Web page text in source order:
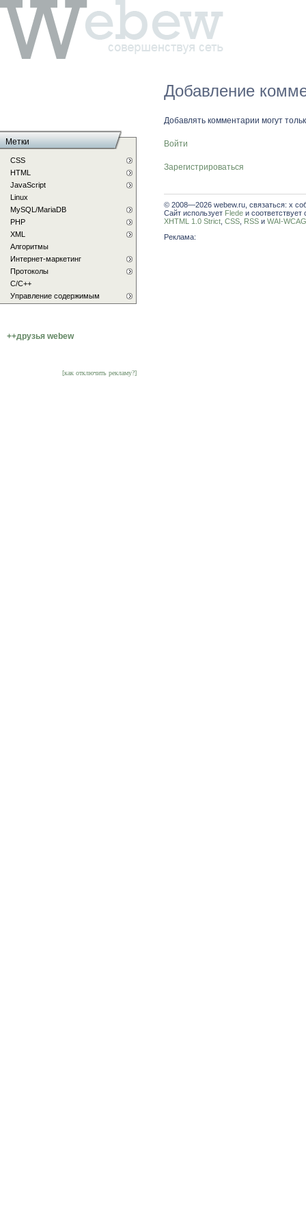
Добавление
Добавлять комментарии могут
Войти
Зарегистрироваться
© 2008—2026 webew.ru, связаться: x
Сайт использует Flede и соответствует
XHTML 1.0 Strict CSS RSS и WAI-
Реклама:
Метки
CSS
HTML
JavaScript
Linux
MySQL/MariaDB
PHP
XML
Алгоритмы
Интернет-маркетинг
Протоколы
С/C++
Управление содержимым
++друзья webew
[как отключить рекламу?]